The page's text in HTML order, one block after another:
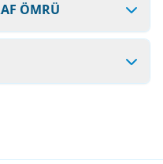
ÖMRÜ